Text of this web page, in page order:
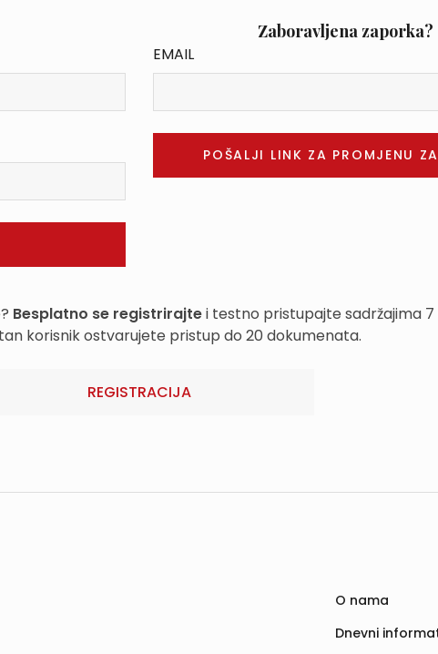
Zaboravljena zaporka?
EMAIL
Besplatno se registrirajtei testno pristupajte sadržajima 7
korisnik ostvarujete pristup do 20 dokumenata.
REGISTRACIJA
O nama
Dnevni